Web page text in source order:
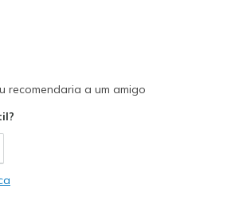
recomendaria a um amigo